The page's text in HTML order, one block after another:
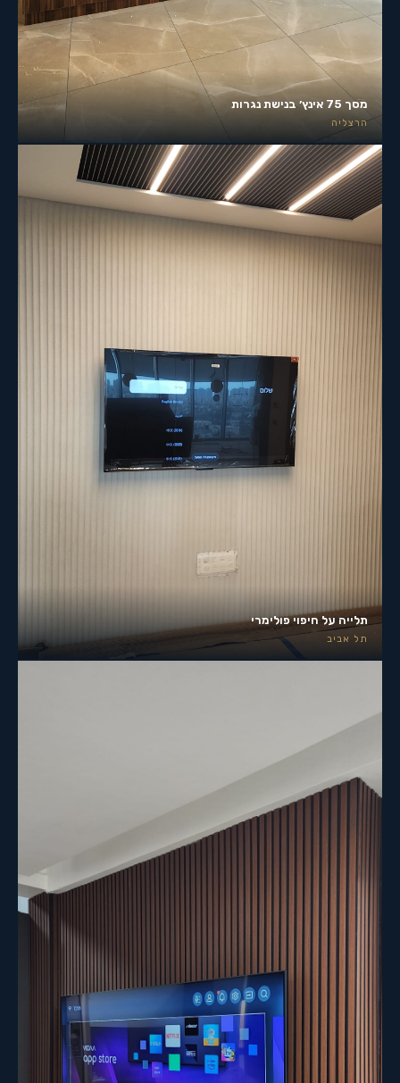
מסך 75 אינץ׳ בנישת נגרות
הרצליה
תלייה על חיפוי פולימרי
תל אביב